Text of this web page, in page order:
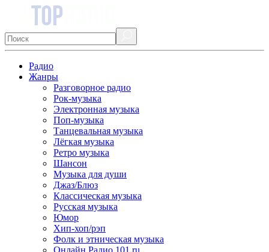
Радио
Жанры
Разговорное радио
Рок-музыка
Электронная музыка
Поп-музыка
Танцевальная музыка
Лёгкая музыка
Ретро музыка
Шансон
Музыка для души
Джаз/Блюз
Классическая музыка
Русская музыка
Юмор
Хип-хоп/рэп
Фолк и этническая музыка
Онлайн Радио 101.ru